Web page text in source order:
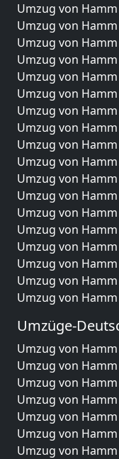
Umzug von
Umzug von
Umzug von
Umzug von
Umzug von
Umzug von
Umzug von
Umzug von
Umzug von
Umzug von
Umzug von
Umzug von
Umzug von
Umzug von
Umzug von
Umzug von
Umzug von
Umzug von
Umzüge-
Umzug von
Umzug von
Umzug von
Umzug von
Umzug von
Umzug von
Umzug von